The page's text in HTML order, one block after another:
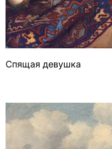
Спящая девушка